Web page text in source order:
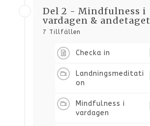
Del 2 - Mindfulness i
vardagen & andetaget
7 Tillfällen
Checka in
Landningsmeditati
on
Mindfulness i
vardagen